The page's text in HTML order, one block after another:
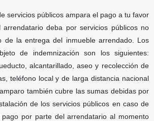
servicios públicos ampara el pago a tu favor
deba por servicios públicos no
de la entrega del inmueble arrendado. Los
de indemnización son los siguientes:
alcantarillado, aseo y recolección de
teléfono local y de larga distancia nacional
también cubre las sumas debidas por
de los servicios públicos en caso de
pago por parte del arrendatario al momento